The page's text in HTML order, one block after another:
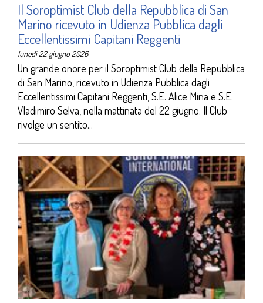
Il Soroptimist Club della Repubblica di San
Marino ricevuto in Udienza Pubblica dagli
Eccellentissimi Capitani Reggenti
lunedì 22 giugno 2026
Un grande onore per il Soroptimist Club della Repubblica
di San Marino, ricevuto in Udienza Pubblica dagli
Eccellentissimi Capitani Reggenti, S.E. Alice Mina e S.E.
Vladimiro Selva, nella mattinata del 22 giugno. Il Club
rivolge un sentito...